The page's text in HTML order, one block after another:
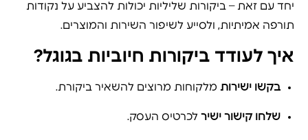
יחד עם זאת – ביקורות שליליות יכולות להצביע על נקודות
תורפה אמיתיות, ולסייע לשיפור השירות והמוצרים.
איך לעודד ביקורות חיוביות בגוגל?
בקשו ישירות מלקוחות מרוצים להשאיר ביקורת.
שלחו קישור ישיר לכרטיס העסק.